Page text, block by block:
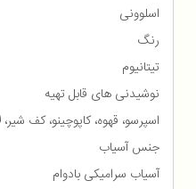
اسلوونی
رنگ
تیتانیوم
نوشیدنی های قابل تهیه
اسپرسو، قهوه، کاپوچینو، کف شیر،
جنس آسیاب
آسیاب سرامیکی بادوام